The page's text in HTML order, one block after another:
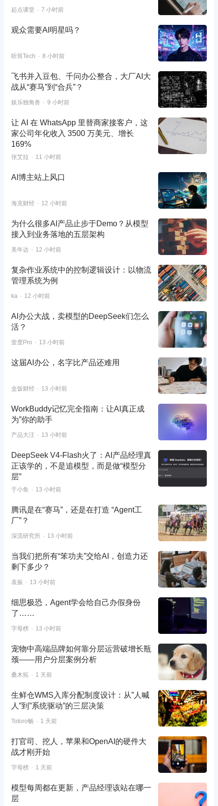
起点课堂 7 小时前
观众需要AI明星吗？
听筒Tech 8 小时前
飞书并入豆包、千问办公整合，大厂AI大
战从“赛马”到“合兵”？
娱乐独角兽 9 小时前
让 AI 在 WhatsApp 里替商家接客户，这
家公司年化收入 3500 万美元、增长
169%
张艾拉 11 小时前
AI博主站上风口
海克财经 12 小时前
为什么很多AI产品止步于Demo？从模型
接入到业务落地的五层架构
美年达 12 小时前
复杂作业系统中的控制逻辑设计：以物流
管理系统为例
ka 12 小时前
AI办公大战，卖模型的DeepSeek们怎么
活？
壹度Pro 13 小时前
这届AI办公，名字比产品还难用
盒饭财经 13 小时前
WorkBuddy记忆完全指南：让AI真正成
为”你的助手
产品大汪 13 小时前
DeepSeek V4-Flash火了：AI产品经理真
正该学的，不是追模型，而是做“模型分
层”
于小鱼 13 小时前
腾讯是在“赛马”，还是在打造 “Agent工
厂”？
深流研究所 13 小时前
当我们把所有“笨功夫”交给AI，创造力还
剩下多少？
袁振 13 小时前
细思极恐，Agent学会给自己办假身份
了……
字母榜 13 小时前
宠物中高端品牌如何靠分层运营破增长瓶
颈——用户分层案例分析
桑木拓 1 天前
生鲜仓WMS入库分配制度设计：从”人喊
人”到”系统驱动”的三层决策
Totoro畅 1 天前
打官司、挖人，苹果和OpenAI的硬件大
战才刚开始
字母榜 1 天前
模型每周都在更新，产品经理该站在哪一
层